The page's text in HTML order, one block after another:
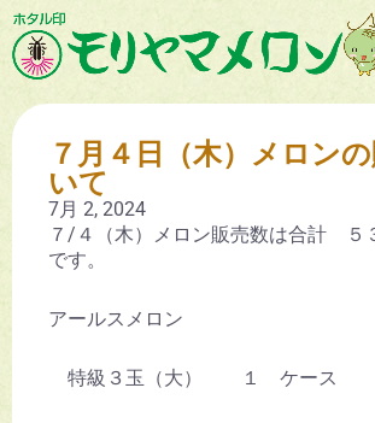
７月４日（木）メロン
いて
7月 2, 2024
７/４（木）メロン販売数は合計
です。
アールスメロン
特級３玉（大） １ ケース